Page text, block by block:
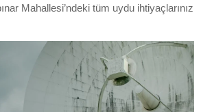
Mahallesi’ndeki tüm uydu ihtiyaçlarınız